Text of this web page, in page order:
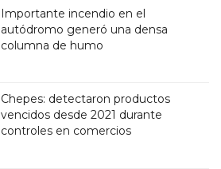
Importante incendio en el
autódromo generó una densa
columna de humo
Chepes: detectaron productos
vencidos desde 2021 durante
controles en comercios